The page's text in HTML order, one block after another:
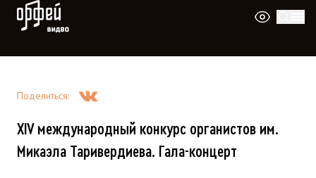
Видео Орфей
Поделиться:
XIV международный конкурс органистов им.
Микаэла Таривердиева. Гала-концерт